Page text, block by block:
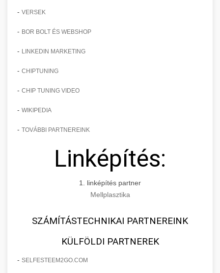
- VERSEK
- BOR BOLT ÉS WEBSHOP
- LINKEDIN MARKETING
- CHIPTUNING
- CHIP TUNING VIDEO
- WIKIPEDIA
- TOVÁBBI PARTNEREINK
Linképítés:
1. linképítés partner
Mellplasztika
SZÁMÍTÁSTECHNIKAI PARTNEREINK
KÜLFÖLDI PARTNEREK
- SELFESTEEM2GO.COM